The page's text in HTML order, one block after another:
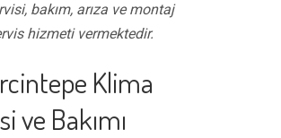
bakım, arıza ve montaj
hizmeti vermektedir.
Klima
ve Bakımı